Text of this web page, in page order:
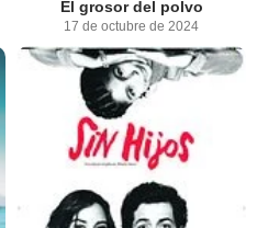
El grosor del polvo
17 de octubre de 2024